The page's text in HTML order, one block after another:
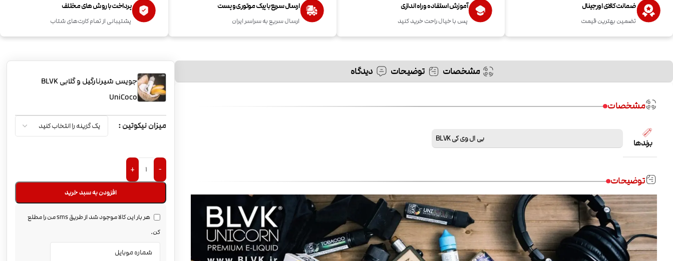
ضمانت کالای اورجینال
تضمین بهترین قیمت
آموزش استفاده و راه اندازی
پس با خیال راحت خرید کنید
ارسال سریع با پیک موتوری و پست
ارسال سریع به سراسر ایران
پرداخت با روش های مختلف
پشتیبانی از تمام کارت‌های شتاب
مشخصات توضیحات دیدگاه
مشخصات
برندها بی ال وی کی BLVK
توضیحات
جویس شیرنارگیل و گلابی BLVK
UniCoco
میزان نیکوتین
-
+
افزودن به سبد خرید
هر بار این کالا موجود شد از طریق sms من را مطلع
کن.